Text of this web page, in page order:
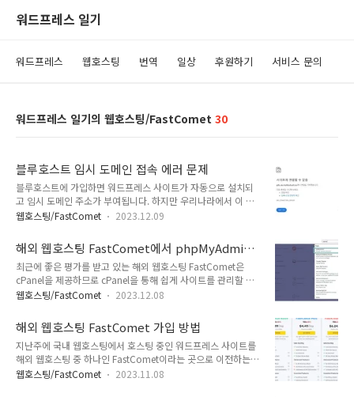
워드프레스 일기
워드프레스 웹호스팅 번역 일상 후원하기 서비스 문의
워드프레스 일기의 웹호스팅/FastComet 30
블루호스트 임시 도메인 접속 에러 문제
블루호스트에 가입하면 워드프레스 사이트가 자동으로 설치되
고 임시 도메인 주소가 부여됩니다. 하지만 우리나라에서 이 임
시 도메인 주소에 접속하면 ERR_CONNECTION_REFUSED 에
알려졌지만 미국 서버만 제공하기 때문에 사이트 속도가 느린 문
제가 있습니다. 대안으로 비슷한 레벨의 패스트코멧이나 케미클
라우드를 고려할 수 있습니다. 특히 케미클라우드는 서울 서버를
도입하여 우리나라에서도 속도가 빠릅니다.*]블루호스트 임
시 도메인 접속 에러 문제우리나라에서 mybluehost.me 주소
서 접속이 되지 않는 현상이 발생합니다.문제는 해외호스팅인 블
루호스트에 가입할 때 myblueh..
웹호스팅/FastComet 2023.12.09
해외 웹호스팅 FastComet에서 phpMyAdmin
에 접속하는 방법
최근에 좋은 평가를 받고 있는 해외 웹호스팅 FastComet은
cPanel을 제공하므로 cPanel을 통해 쉽게 사이트를 관리할 수
있습니다. FastComet에서는 cPanel에서 phpMyAdmin에 접
정하거나 DB를 내보내기/가져오기 등 다양한 디비 작업을 편리
하게 수행할 수 있습니다. [참고*패스트코멧의 경우 도쿄 리전을
선택하면 속도가 괜찮게 나올 것입니다. 더 빠른 속도를 원하거
나 방문자 수가 많은 경우 클라우드웨이즈를 고려할 수 있습니
다.*] 해외 웹호스팅 FastComet에서 phpMyAdmin에 접속하
웹호스팅/FastComet 2023.12.08
해외 웹호스팅 FastComet 가입 방법
지난주에 국내 웹호스팅에서 호스팅 중인 워드프레스 사이트를
해외 웹호스팅 중 하나인 FastComet이라는 곳으로 이전하는
작업을 수행했습니다. Fastcomet은 처음 접했지만 좋은 평가를
웹호스팅/FastComet 2023.11.08